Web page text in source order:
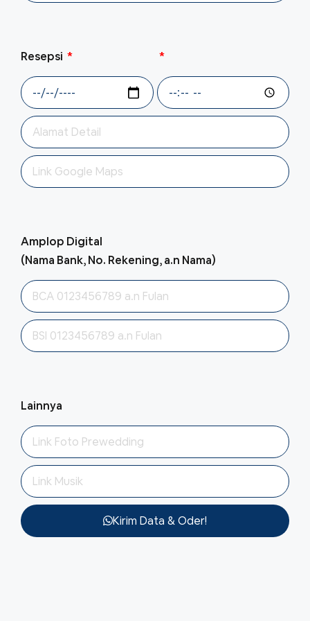
Resepsi
Amplop Digital
(Nama Bank, No. Rekening, a.n Nama)
Lainnya
Kirim Data & Oder!